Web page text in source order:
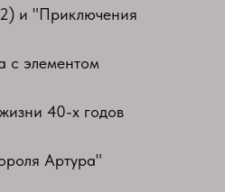
и "Приключения
с элементом
40-х годов
Артура"